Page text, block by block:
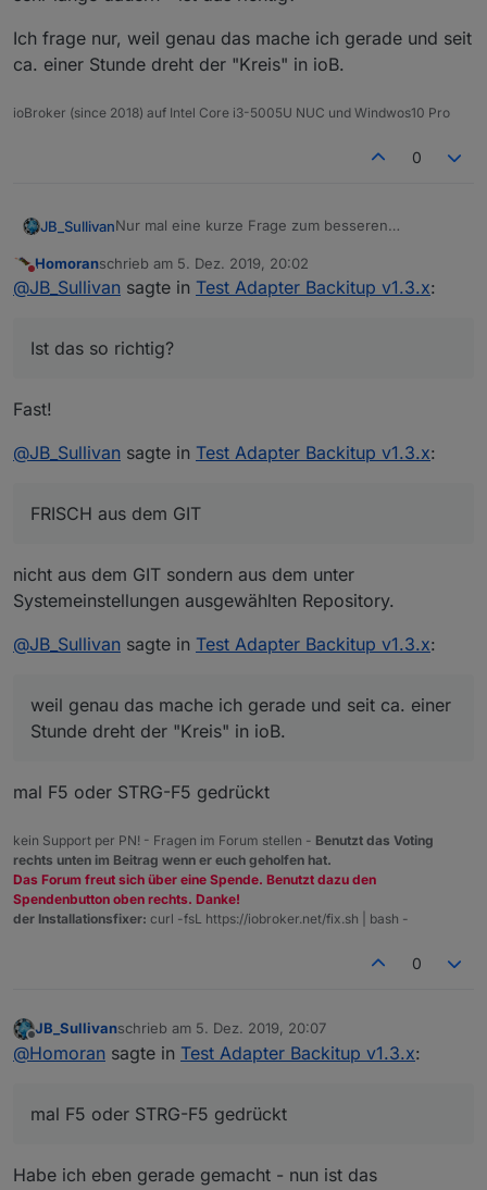
Ich frage nur, weil genau das mache ich gerade und seit
ca. einer Stunde dreht der "Kreis" in ioB.
ioBroker (since 2018) auf Intel Core i3-5005U NUC und Windwos10 Pro
0
JB_SullivanNur mal eine kurze Frage zum besseren
ohne Migration oder irgend etwas, sind Standard
mäßig nur 3 Adapter installiert.
Nun installiert man BackItUp dazu und kann dann
eine vorhandene Minimal Sicherung zum Restore
alle NEU und ganz FRISCH aus dem GIT
Umständen sehr sehr lange dauern - ist das
Ich frage nur, weil genau das mache ich gerade
Nicht stören
Homoranschrieb am 5. Dez. 2019, 20:02
zuletzt editiert von
@JB_Sullivan sagte in Test Adapter Backitup v1.3.x:
Ist das so richtig?
Fast!
@JB_Sullivan sagte in Test Adapter Backitup v1.3.x:
FRISCH aus dem GIT
nicht aus dem GIT sondern aus dem unter
Systemeinstellungen ausgewählten Repository.
@JB_Sullivan sagte in Test Adapter Backitup v1.3.x:
weil genau das mache ich gerade und seit ca. einer
Stunde dreht der "Kreis" in ioB.
mal F5 oder STRG-F5 gedrückt
kein Support per PN! - Fragen im Forum stellen - Benutzt das Voting
rechts unten im Beitrag wenn er euch geholfen hat.
Das Forum freut sich über eine Spende. Benutzt dazu den
Spendenbutton oben rechts. Danke!
der Installationsfixer: curl -fsL https://iobroker.net/fix.sh | bash -
0
Offline
JB_Sullivanschrieb am 5. Dez. 2019, 20:07
zuletzt editiert von
@Homoran sagte in Test Adapter Backitup v1.3.x:
mal F5 oder STRG-F5 gedrückt
Habe ich eben gerade gemacht - nun ist das